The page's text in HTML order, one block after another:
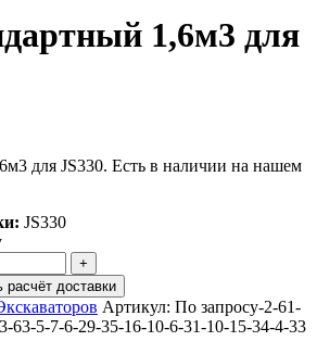
1,6м3 для
для JS330. Есть в наличии на нашем
JS330
расчёт доставки
Артикул: По запросу-2-61-
63-5-7-6-29-35-16-10-6-31-10-15-34-4-33